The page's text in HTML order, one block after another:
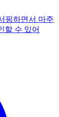
핑하면서 마주
할 수 있어